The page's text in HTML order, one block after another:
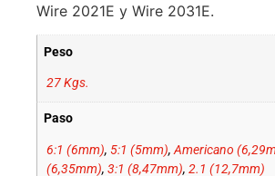
Wire 2021E y Wire 2031E.
Peso
27 Kgs.
Paso
6:1 (6mm), 5:1 (5mm),Americano
(6,35mm), 3:1 (8,47mm), 2.1 (12,7mm)